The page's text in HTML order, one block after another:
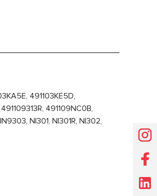
491103KE5D,
491109NC0B,
NI301, NI301R, NI302,